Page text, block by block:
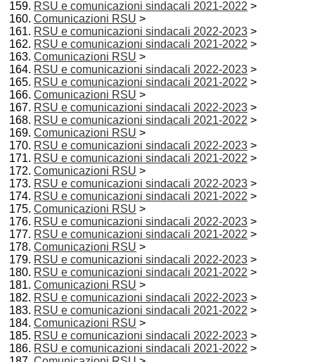
RSU e comunicazioni sindacali 2021-2022 >
Comunicazioni RSU >
RSU e comunicazioni sindacali 2022-2023 >
RSU e comunicazioni sindacali 2021-2022 >
Comunicazioni RSU >
RSU e comunicazioni sindacali 2022-2023 >
RSU e comunicazioni sindacali 2021-2022 >
Comunicazioni RSU >
RSU e comunicazioni sindacali 2022-2023 >
RSU e comunicazioni sindacali 2021-2022 >
Comunicazioni RSU >
RSU e comunicazioni sindacali 2022-2023 >
RSU e comunicazioni sindacali 2021-2022 >
Comunicazioni RSU >
RSU e comunicazioni sindacali 2022-2023 >
RSU e comunicazioni sindacali 2021-2022 >
Comunicazioni RSU >
RSU e comunicazioni sindacali 2022-2023 >
RSU e comunicazioni sindacali 2021-2022 >
Comunicazioni RSU >
RSU e comunicazioni sindacali 2022-2023 >
RSU e comunicazioni sindacali 2021-2022 >
Comunicazioni RSU >
RSU e comunicazioni sindacali 2022-2023 >
RSU e comunicazioni sindacali 2021-2022 >
Comunicazioni RSU >
RSU e comunicazioni sindacali 2022-2023 >
RSU e comunicazioni sindacali 2021-2022 >